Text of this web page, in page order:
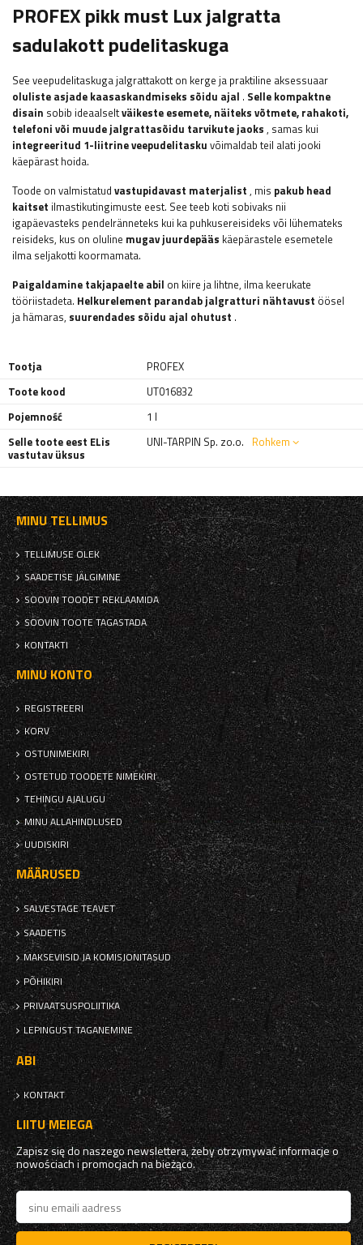
PROFEX pikk must Lux jalgratta
sadulakott pudelitaskuga
See veepudelitaskuga jalgrattakott on kerge ja praktiline aksessuaar
oluliste asjade kaasaskandmiseks sõidu ajal . Selle kompaktne
disain sobib ideaalseltväikeste esemete, näiteks võtmete, rahakoti,
telefoni või muude jalgrattasõidu tarvikute jaoks , samas kui
integreeritud 1-liitrine veepudelitasku võimaldab teil alati jooki
käepärast hoida.
Toode on valmistatud vastupidavast materjalist , mis pakub head
kaitset ilmastikutingimuste eest. See teeb koti sobivaks nii
igapäevasteks pendelränneteks kui ka puhkusereisideks või lühemateks
reisideks, kus on oluline mugav juurdepääs käepärastele esemetele
ilma seljakotti koormamata.
Paigaldamine takjapaelte abil on kiire ja lihtne, ilma keerukate
tööriistadeta. Helkurelement parandab jalgratturi nähtavust öösel
ja hämaras, suurendades sõidu ajal ohutust .
Tootja
PROFEX
Toote kood
UT016832
Pojemność
1 l
Selle toote eest ELis
vastutav üksus
UNI-TARPIN Sp. zo.o. Rohkem
MINU TELLIMUS
TELLIMUSE OLEK
SAADETISE JÄLGIMINE
SOOVIN TOODET REKLAAMIDA
SOOVIN TOOTE TAGASTADA
KONTAKTI
MINU KONTO
REGISTREERI
KORV
OSTUNIMEKIRI
OSTETUD TOODETE NIMEKIRI
TEHINGU AJALUGU
MINU ALLAHINDLUSED
UUDISKIRI
MÄÄRUSED
SALVESTAGE TEAVET
SAADETIS
MAKSEVIISID JA KOMISJONITASUD
PÕHIKIRI
PRIVAATSUSPOLIITIKA
LEPINGUST TAGANEMINE
ABI
KONTAKT
LIITU MEIEGA
Zapisz się do naszego newslettera, żeby otrzymywać informacje o
nowościach i promocjach na bieżąco.